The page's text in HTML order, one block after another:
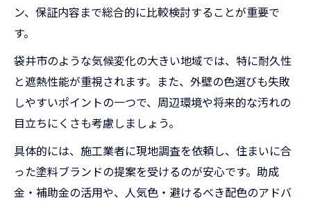
ン、保証内容まで総合的に比較検討することが重要で
す。
袋井市のような気候変化の大きい地域では、特に耐久性
と遮熱性能が重視されます。また、外壁の色選びも失敗
しやすいポイントの一つで、周辺環境や将来的な汚れの
目立ちにくさも考慮しましょう。
具体的には、施工業者に現地調査を依頼し、住まいに合
った塗料ブランドの提案を受けるのが安心です。助成
金・補助金の活用や、人気色・避けるべき配色のアドバ